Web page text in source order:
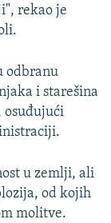
rekao je
odbranu
i starešina
osuđujući
u zemlji, ali
od kojih
molitve.